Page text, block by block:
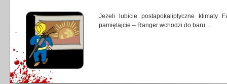
Jeżeli lubicie postapokaliptyczne klimaty
pamiętajcie – Ranger wchodzi do baru…